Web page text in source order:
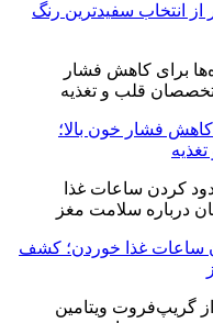
از انتخاب سفیدترین رنگ
کاهش فشار خون بالا؛
ساعات غذا خوردن؛ کشف